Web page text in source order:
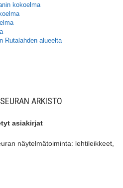
kokoelma
Rutalahden alueelta
ARKISTO
asiakirjat
näytelmätoiminta: lehtileikkeet,